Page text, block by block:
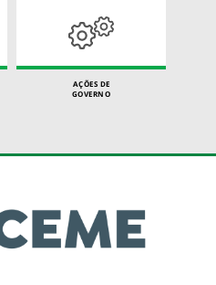
AÇÕES DE
GOVERNO